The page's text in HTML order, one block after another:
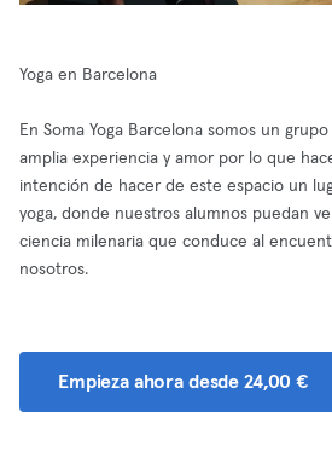
Yoga en Barcelona
En Soma Yoga Barcelona somos un
amplia experiencia y amor por lo que
intención de hacer de este espacio un
yoga, donde nuestros alumnos puedan
ciencia milenaria que conduce al
nosotros.
Empieza ahora desde 24,00 €